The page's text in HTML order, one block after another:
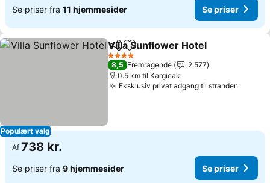
Se priser fra 11 hjemmesider Se priser
Populært valg
Del Føj til favoritter
Villa Sunflower Hotel
4 Stjerner
8,5 Fremragende
2.577
0.5 km til Kargicak
Eksklusiv privat adgang til stranden
Af 738 kr.
Se priser fra 9 hjemmesider Se priser